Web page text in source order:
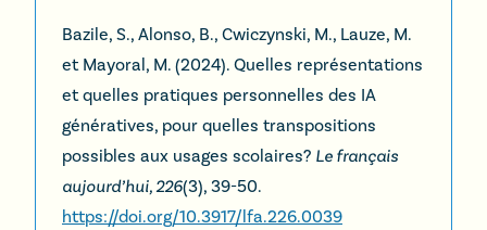
Bazile, S., Alonso, B., Cwiczynski, M., Lauze, M.
et Mayoral, M. (2024). Quelles représentations
et quelles pratiques personnelles des IA
génératives, pour quelles transpositions
possibles aux usages scolaires? Le français
aujourd’hui, 226(3), 39-50.
https://doi.org/10.3917/lfa.226.0039